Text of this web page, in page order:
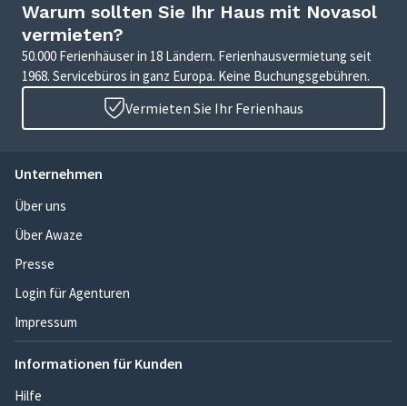
Warum sollten Sie Ihr Haus mit Novasol
vermieten?
50.000 Ferienhäuser in 18 Ländern. Ferienhausvermietung seit
1968. Servicebüros in ganz Europa. Keine Buchungsgebühren.
Vermieten Sie Ihr Ferienhaus
Unternehmen
Über uns
Über Awaze
Presse
Login für Agenturen
Impressum
Informationen für Kunden
Hilfe